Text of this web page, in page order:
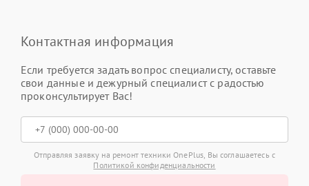
Контактная информация
Если требуется задать вопрос специалисту, оставьте
свои данные и дежурный специалист с радостью
проконсультирует Вас!
Отправляя заявку на ремонт техники OnePlus, Вы соглашаетесь с
Политикой конфиденциальности